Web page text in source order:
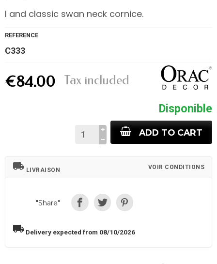
l and classic swan neck cornice.
REFERENCE
C333
€84.00 Tax included
Disponible
ADD TO CART
local_shipping LIVRAISON VOIR CONDITIONS
"Share"
local_shipping Delivery expected from 08/10/2026